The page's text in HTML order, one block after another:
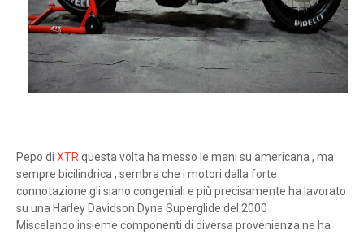
Pepo di XTR questa volta ha messo le mani su americana , ma
sempre bicilindrica , sembra che i motori dalla forte
connotazione gli siano congeniali e più precisamente ha lavorato
su una Harley Davidson Dyna Superglide del 2000 .
Miscelando insieme componenti di diversa provenienza ne ha